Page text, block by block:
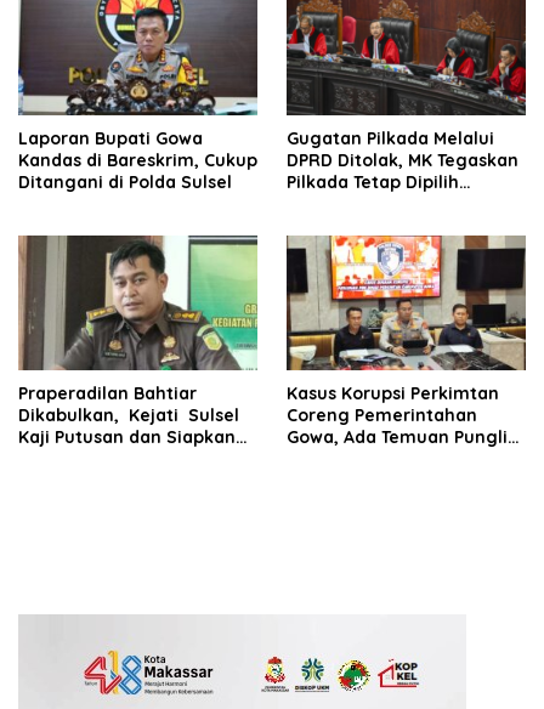
Laporan Bupati Gowa
Kandas di Bareskrim, Cukup
Ditangani di Polda Sulsel
Gugatan Pilkada Melalui
DPRD Ditolak, MK Tegaskan
Pilkada Tetap Dipilih
Praperadilan Bahtiar
Dikabulkan, Kejati Sulsel
Kaji Putusan dan Siapkan
Kasus Korupsi Perkimtan
Coreng Pemerintahan
Gowa, Ada Temuan Pungli